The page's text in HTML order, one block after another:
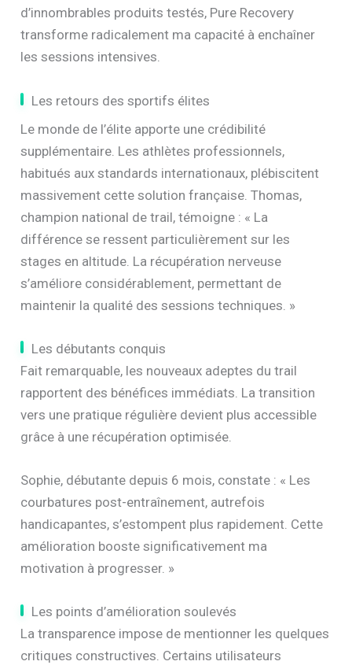
d’innombrables produits testés, Pure Recovery
transforme radicalement ma capacité à enchaîner
les sessions intensives.
Les retours des sportifs élites
Le monde de l’élite apporte une crédibilité
supplémentaire. Les athlètes professionnels,
habitués aux standards internationaux, plébiscitent
massivement cette solution française. Thomas,
champion national de trail, témoigne : « La
différence se ressent particulièrement sur les
stages en altitude. La récupération nerveuse
s’améliore considérablement, permettant de
maintenir la qualité des sessions techniques. »
Les débutants conquis
Fait remarquable, les nouveaux adeptes du trail
rapportent des bénéfices immédiats. La transition
vers une pratique régulière devient plus accessible
grâce à une récupération optimisée.
Sophie, débutante depuis 6 mois, constate : « Les
courbatures post-entraînement, autrefois
handicapantes, s’estompent plus rapidement. Cette
amélioration booste significativement ma
motivation à progresser. »
Les points d’amélioration soulevés
La transparence impose de mentionner les quelques
critiques constructives. Certains utilisateurs